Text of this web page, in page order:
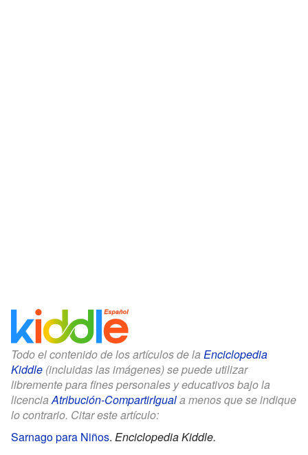
Todo el contenido de los artículos de la Enciclopedia
Kiddle (incluidas las imágenes) se puede utilizar
libremente para fines personales y educativos bajo la
licenciaAtribución-CompartirIguala menos que se indique
lo contrario. Citar este artículo:
Sarnago para Niños. Enciclopedia Kiddle.